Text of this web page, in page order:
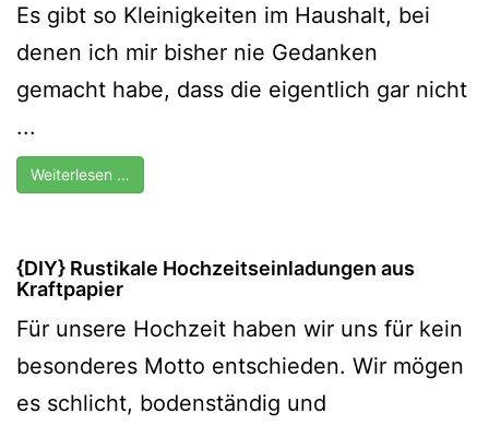
Es gibt so Kleinigkeiten im Haushalt, bei
denen ich mir bisher nie Gedanken
gemacht habe, dass die eigentlich gar nicht
...
Weiterlesen …
{DIY} Rustikale Hochzeitseinladungen aus
Kraftpapier
Für unsere Hochzeit haben wir uns für kein
besonderes Motto entschieden. Wir mögen
es schlicht, bodenständig und